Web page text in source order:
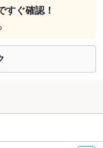
すぐ確認！